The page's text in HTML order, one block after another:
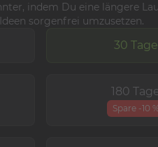
indem Du eine längere
sorgenfrei umzusetzen.
30 Tage
180
Spare -10